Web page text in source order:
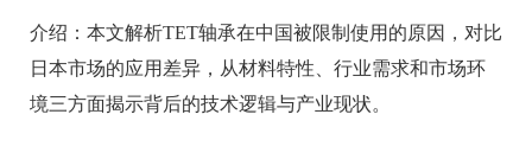
介绍： 本文解析TET轴承在中国被限制使用的原因，对比
日本市场的应用差异，从材料特性、行业需求和市场环
境三方面揭示背后的技术逻辑与产业现状。